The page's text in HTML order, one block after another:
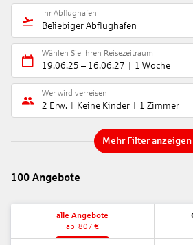
Ihr Abflughafen
Beliebiger Abflughafen
Wählen Sie Ihren Reisezeitraum
19.06.25 – 16.06.27 1 Woche
Wer wird verreisen
2 Erw. Keine Kinder 1 Zimmer
Mehr Filter anzeigen
100 Angebote
alle Angebote
ab 807 €